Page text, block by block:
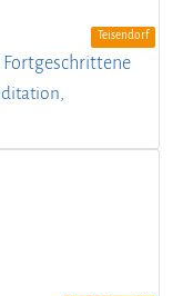
Teisendorf